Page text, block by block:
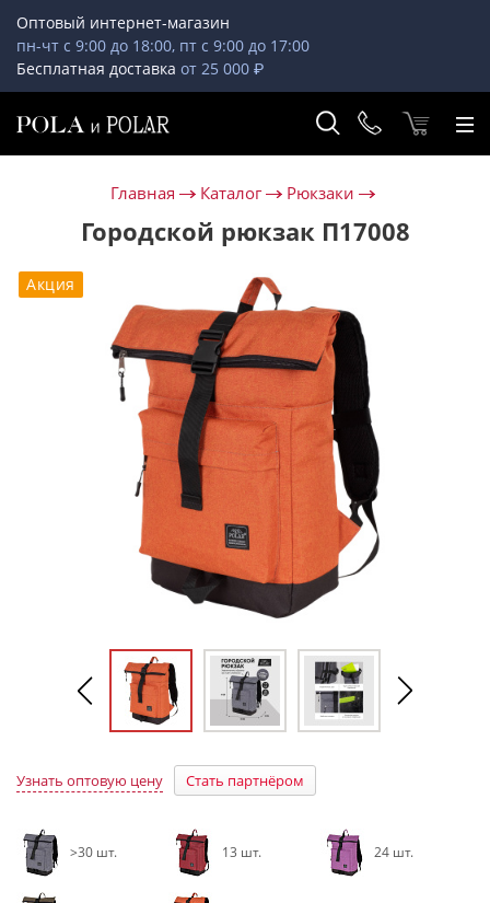
Оптовый интернет-магазин
пн-чт с 9:00 до 18:00, пт с 9:00 до 17:00
Бесплатная доставка от 25 000 ₽
Главная Каталог Рюкзаки
Городской рюкзак П17008
Акция
Узнать оптовую цену Стать партнёром
>30 шт. 13 шт. 24 шт.